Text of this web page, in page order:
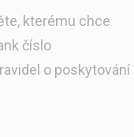
kterému chce
číslo
o poskytování